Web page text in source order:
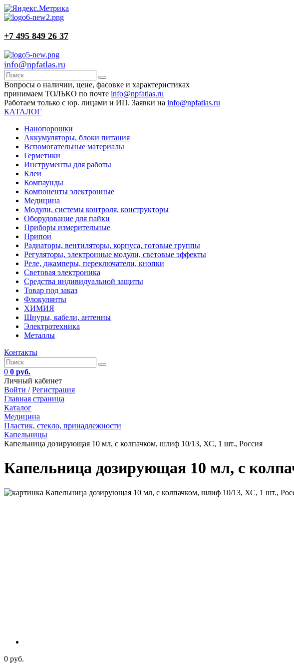
+7 495 849 26 37
info@npfatlas.ru
Вопросы о наличии, цене, фасовке и характеристиках
принимаем ТОЛЬКО по почте info@npfatlas.ru
Работаем только с юр. лицами и ИП. Заявки на info@npfatlas.ru
КАТАЛОГ
Нанопорошки
Аккумуляторы, блоки питания
Вспомогательные материалы
Герметики
Инструменты для работы
Клеи
Компаунды
Компоненты электронные
Медицина
Модули, системы контроля, конструкторы
Оборудование для пайки
Приборы измерительные
Припои
Радиаторы, вентиляторы, корпуса, готовые группы
Регуляторы, электронные модули, световые эффекты
Реле, джамперы, переключатели, кнопки
Световая электроника
Средства индивидуальной защиты
Товар под заказ
Флокулянты
ХИМИЯ
Шнуры, кабели, антенны
Электротехника
Металлы
Контакты
0 0 руб.
Личный кабинет
Войти / Регистрация
Главная страница
Каталог
Медицина
Пластик, стекло, принадлежности
Капельницы
Капельница дозирующая 10 мл, с колпачком, шлиф 10/13, ХС, 1 шт., Россия
Капельница дозирующая 10 мл, с
0 руб.